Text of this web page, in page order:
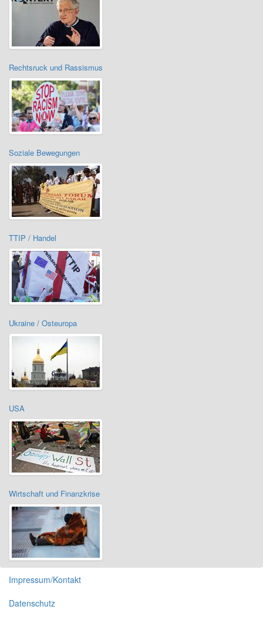
Rechtsruck und Rassismus
Soziale Bewegungen
TTIP / Handel
Ukraine / Osteuropa
USA
Wirtschaft und Finanzkrise
Impressum/Kontakt
Datenschutz